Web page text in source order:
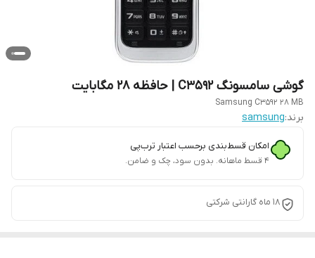
گوشی سامسونگ C3592 | حافظه 28 مگابایت
Samsung C3592 28 MB
برند:samsung
امکان قسط‌بندی برحسب اعتبار ترب‌پی
۴ قسط ماهانه. بدون سود، چک و ضامن.
18 ماه گارانتی شرکتی